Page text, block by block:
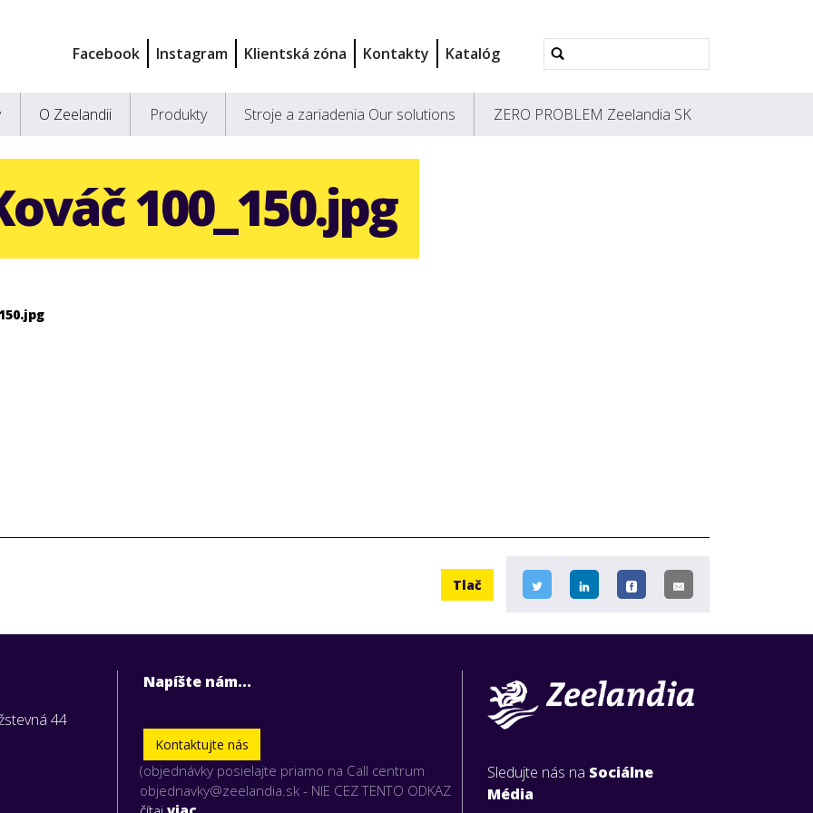
Facebook Instagram Klientská zóna Kontakty Katalóg
Rozšírené
vyhľadávanie...
O Zeelandii Produkty Stroje a zariadenia Our solutions ZERO PROBLEM Zeelandia SK
100_150.jpg
Tlač
44
Napíšte nám...
Kontaktujte nás
(objednávky posielajte priamo na Call centrum
objednavky@zeelandia.sk - NIE CEZ TENTO ODKAZ
Sledujte nás na Sociálne
Média